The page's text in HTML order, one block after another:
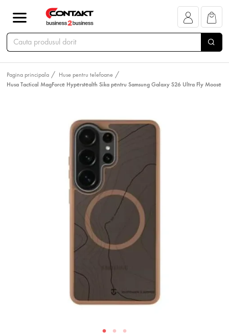
Pagina principala
Huse pentru telefoane
Husa Tactical MagForce Hyperstealth Sika pentru Samsung Galaxy S26 Ultra Fly Moose